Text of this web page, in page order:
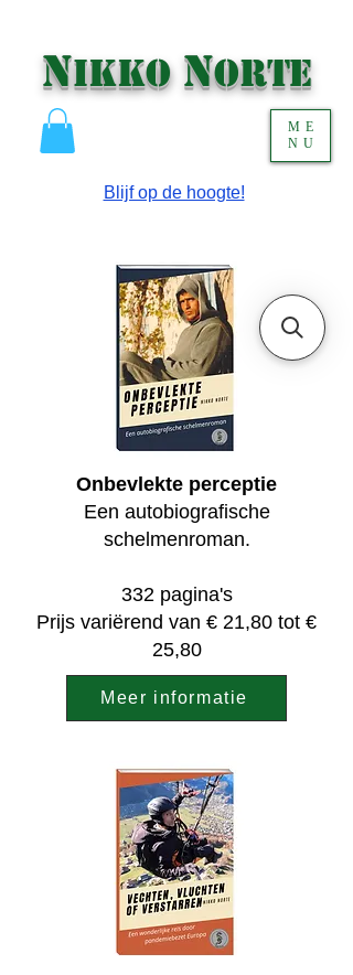
NIKKO NORTE
Blijf op de hoogte!
ME
NU
Onbevlekte perceptie
Een autobiografische
schelmenroman.
332 pagina's
Prijs variërend van € 21,80 tot €
25,80
Meer informatie